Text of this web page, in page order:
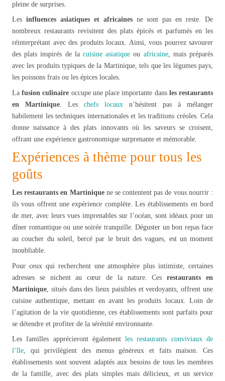
pleine de surprises.
Les influences asiatiques et africainesne sont pas en reste. De
nombreux restaurants revisitent des plats épicés et parfumés en les
réinterprétant avec des produits locaux. Ainsi, vous pourrez savourer
des plats inspirés de la cuisine asiatique ou africaine, mais préparés
avec les produits typiques de la Martinique, tels que les légumes pays,
les poissons frais ou les épices locales.
Lafusion culinaire occupe une place importante dans les restaurants
en Martinique . Les chefs locaux n’hésitent pas à mélanger
habilement les techniques internationales et les traditions créoles. Cela
donne naissance à des plats innovants où les saveurs se croisent,
offrant une expérience gastronomique surprenante et mémorable.
Expériences à thème pour tous les
goûts
Les restaurants en Martiniquene se contentent pas de vous nourrir :
ils vous offrent une expérience complète. Les établissements en bord
de mer, avec leurs vues imprenables sur l’océan, sont idéaux pour un
dîner romantique ou une soirée tranquille. Déguster un bon repas face
au coucher du soleil, bercé par le bruit des vagues, est un moment
inoubliable.
Pour ceux qui recherchent une atmosphère plus intimiste, certaines
adresses se nichent au cœur de la nature. Cesrestaurants en
Martinique , situés dans des lieux paisibles et verdoyants, offrent une
cuisine authentique, mettant en avant les produits locaux. Loin de
l’agitation de la vie quotidienne, ces établissements sont parfaits pour
se détendre et profiter de la sérénité environnante.
Les familles apprécieront égalementles restaurants conviviaux de
l’île, qui privilégient des menus généreux et faits maison. Ces
établissements sont souvent adaptés aux besoins de tous les membres
de la famille, avec des plats simples mais délicieux, et un service